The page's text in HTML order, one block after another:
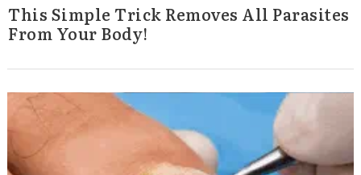
This Simple Trick Removes All Parasites
From Your Body!